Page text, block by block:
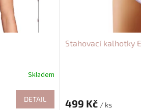
Skladem
DETAIL
Stahovací kalhotky
499 Kč / ks